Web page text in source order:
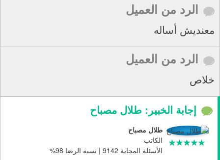
الرد من العميل
معنديش أساله
الرد من العميل
خلاص
إجابة الخبير: طلال مصباح
طلال مصباح
الكاتب
الأسئلة المجابة 9142 | نسبة الرضا 98%